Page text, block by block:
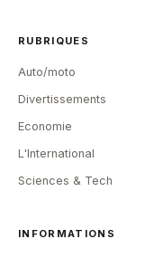
RUBRIQUES
Auto/moto
Divertissements
Economie
L'International
Sciences & Tech
INFORMATIONS